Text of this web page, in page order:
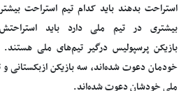
استراحت بدهند باید کدام تیم استراحت
بیشتری در تیم ملی دارد باید
بازیکن پرسپولیس درگیر تیم‌های ملی هستند.
خودمان دعوت شده‌اند، سه بازیکن ازبکستانی و
ملی خودشان دعوت شده‌اند.